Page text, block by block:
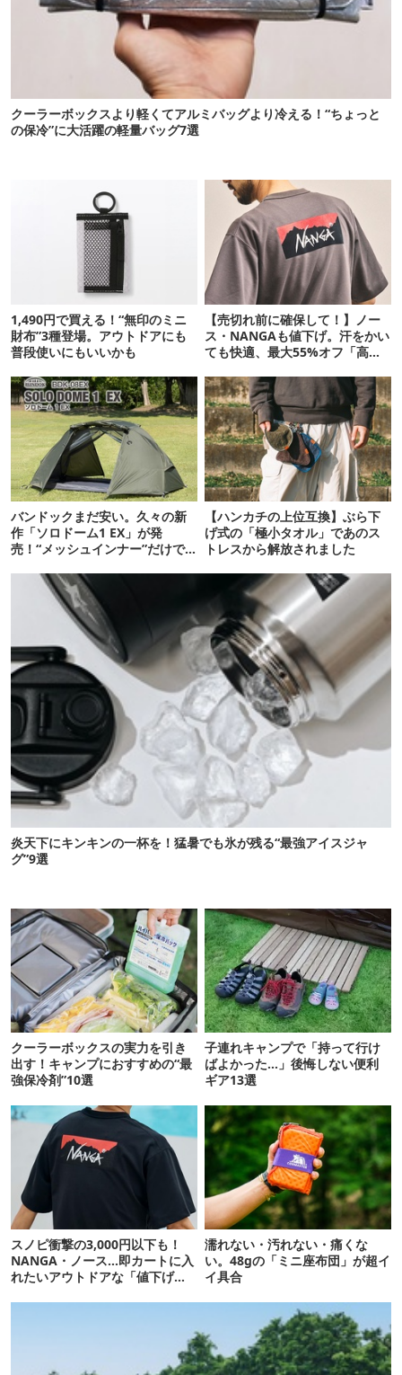
クーラーボックスより軽くてアルミバッグより冷える！“ちょっと
の保冷”に大活躍の軽量バッグ7選
1,490円で買える！“無印のミニ
財布”3種登場。アウトドアにも
普段使いにもいいかも
【売切れ前に確保して！】ノー
ス・NANGAも値下げ。汗をかい
ても快適、最大55%オフ「高機
バンドックまだ安い。久々の新
作「ソロドーム1 EX」が発
売！“メッシュインナー”だけで
【ハンカチの上位互換】ぶら下
げ式の「極小タオル」であのス
トレスから解放されました
炎天下にキンキンの一杯を！猛暑でも氷が残る“最強アイスジャ
グ”9選
クーラーボックスの実力を引き
出す！キャンプにおすすめの“最
強保冷剤”10選
子連れキャンプで「持って行け
ばよかった…」後悔しない便利
ギア13選
スノピ衝撃の3,000円以下も！
NANGA・ノース…即カートに入
れたいアウトドアな「値下げ夏
濡れない・汚れない・痛くな
い。48gの「ミニ座布団」が超イ
イ具合